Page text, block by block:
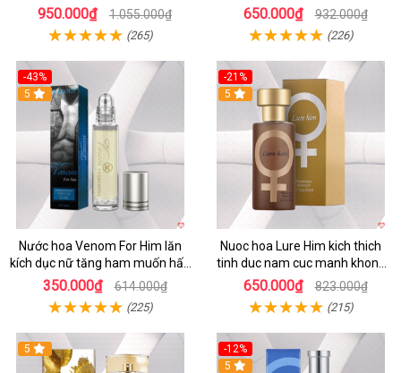
đẹp
950.000₫ 1.055.000₫
(265)
không mùi
650.000₫ 932.000₫
(226)
-43%
5
Nước hoa Venom For Him lăn
kích dục nữ tăng ham muốn hấp
dẫn
350.000₫ 614.000₫
(225)
-21%
5
Nuoc hoa Lure Him kich thich
tinh duc nam cuc manh khong
mui
650.000₫ 823.000₫
(215)
5
-12%
5